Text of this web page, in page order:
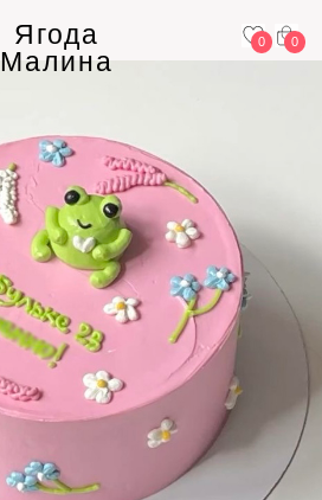
0
0
Ягода
Малина